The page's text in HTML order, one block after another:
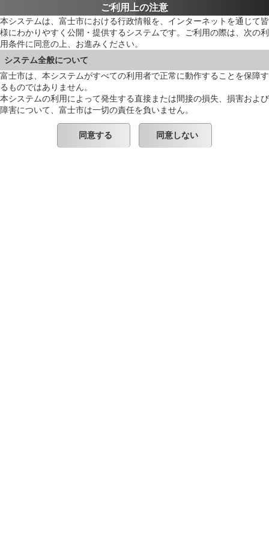
ご利用上の注意
本システムは、富士市における行政情報を、インターネットを通じて皆
様にわかりやすく公開・提供するシステムです。ご利用の際は、次の利
用条件に同意の上、お進みください。
システム全般について
富士市は、本システムがすべての利用者で正常に動作することを保障す
るものではありません。
本システムの利用によって発生する直接または間接の損失、損害および
障害について、富士市は一切の責任を負いません。
同意する 同意しない